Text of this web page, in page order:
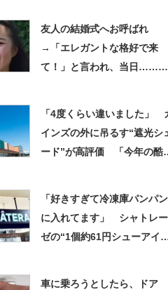
友人の結婚式へお呼ばれ
→「エレガントな格好で来
て！」と言われ、当日……ま
「4度くらい違いました」
インズの外に吊るす“遮光シ
ード”が高評価 「今年の酷
「好きすぎて冷凍庫パンパン
に入れてます」 シャトレー
ゼの“1個約61円シューアイ
車に乗ろうとしたら、ドア